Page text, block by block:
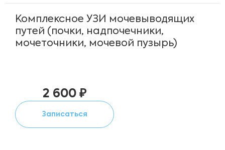
Комплексное УЗИ мочевыводящих
путей (почки, надпочечники,
мочеточники, мочевой пузырь)
2 600 ₽
Записаться